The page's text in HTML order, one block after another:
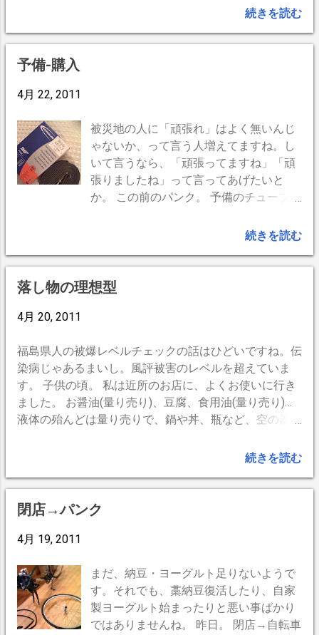
れそうだし。 実は、大人こそ甘えなくてはいけませ
レス軽減、明日のやる気に繋がります。人は甘える事で
救われるのです。 甘え方は様々。 キス魔、ハグハグ、
当たりなども甘えの方法かも知れません。 とにかく、
生の方は尚更。誰か一人でいいから思いっきり甘えられ
る人を見つけてください。 通常は、親から異性に対象
を変えていくのではないでしょうか。 ゴロゴロ、ニャ
ンニャン、バブバブ、ラブラブ〜… 自分だけには甘えて
くれる人がいたらそれはそれでとても幸せな事ではない
続きを読む
予備-購入
4月 22, 2011
被災地の人に「頑張れ」はよく無いんじ
ゃないか、って言う人増えてますね。し
いて言うなら、「頑張ってますね」「頑
張りましたね」って言ってあげたいと
か。 この前のパンク。 予備のチューブを
ので早速購入。パンク修理よりチューブ
予備の予備も用意しておいた方が…おっ
と危ない、潔癖性の復活はお断りです。
続きを読む
落し物の理想型
4月 20, 2011
福島県人の被爆レベルチェックの話はひどいですね。伝
染病じゃあるまいし。風評被害のレベルを超えていま
す。 子供の頃。 私は近所のお店に、よくお使いに行き
ました。 お醤油(量り売り)、豆腐、食用油(量り売り)…
液体の殆んどは量り売りで、鍋や丼、瓶など、空の器を
供の仕事。勿論、私もお使いをするイイ子でしたが、た
す。見つからない時は途方に暮れます。 その頃の担任
の先生の話。 「有る国では、落し物を見つけても誰も
なり眉唾な感じもしますが、少年の心には衝撃的でし
ら、そのままにしておくというのです。お金でも、片方
だけの手袋でも、道を辿れば必らず見つかるという訳で
す。 素敵な話だと思いました。 私はそれ以来、落し物
は殆ど拾わないようにしています。特にお金は。必死で
続きを読む
閉店→パンク
4月 19, 2011
まだ、納豆・ヨーグルト足りないようで
す。それでも、藁納豆復活したり、自家
製ヨーグルト始まったりと悪い事ばかり
ではありませんね。 昨日。 閉店→自転車